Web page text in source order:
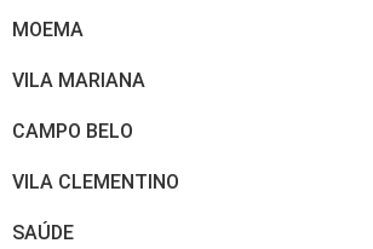
MOEMA
VILA MARIANA
CAMPO BELO
VILA CLEMENTINO
SAÚDE